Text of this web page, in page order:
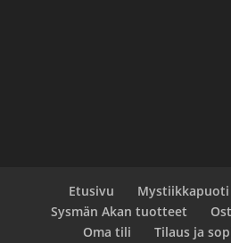
Etusivu Mystiikkapuoti
Sysmän Akan tuotteet
Oma tili
Tilaus ja